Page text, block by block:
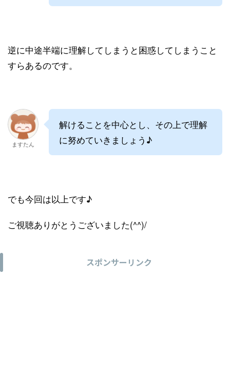
逆に中途半端に理解してしまうと困惑してしまうこと
すらあるのです。
ますたん
解けることを中心とし、その上で理解
に努めていきましょう♪
でも今回は以上です♪
ご視聴ありがとうございました(^^)/
スポンサーリンク